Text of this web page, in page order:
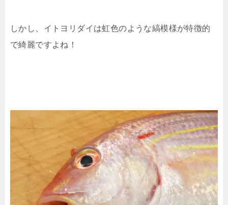
しかし、イトヨリダイは虹色のような縞模様が特徴的
で綺麗ですよね！